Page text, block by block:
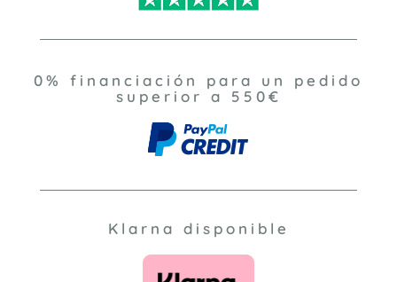
0% financiación para un pedido
superior a 550€
Klarna disponible